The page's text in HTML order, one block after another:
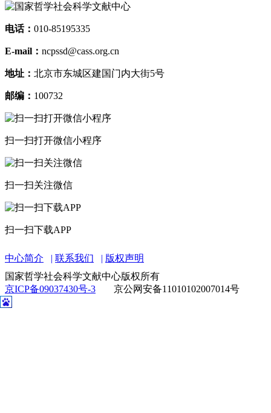
电话： 010-85195335
E-mail： ncpssd@cass.org.cn
地址： 北京市东城区建国门内大街5号
邮编： 100732
扫一扫打开微信小程序
扫一扫关注微信
扫一扫下载APP
中心简介 联系我们
版权声明
国家哲学社会科学文献中心版权所有
京ICP备09037430号-3
京公网安备11010102007014号